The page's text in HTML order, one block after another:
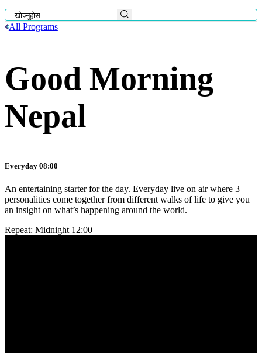
All Programs
Good Morning
Nepal
Everyday 08:00
An entertaining starter for the day. Everyday live on air where 3
personalities come together from different walks of life to give you
an insight on what’s happening around the world.
Repeat: Midnight 12:00